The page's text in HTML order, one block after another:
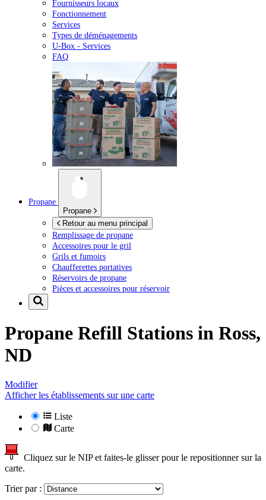
Fournisseurs locaux
Fonctionnement
Services
Types de déménagements
U-Box - Services
FAQ
Propane
Propane
Retour au menu principal
Remplissage de propane
Accessoires pour le gril
Grils et fumoirs
Chaufferettes portatives
Réservoirs de propane
Pièces et accessoires pour réservoir
Propane Refill Stations in Ross,
ND
Modifier
Afficher les établissements sur une carte
Liste
Carte
Cliquez sur le NIP et faites-le glisser pour le repositionner sur la
carte.
Trier par :